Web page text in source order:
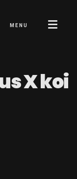
MENU
X koi